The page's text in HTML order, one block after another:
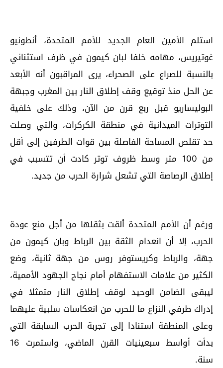
استلم الأمين العام الجديد للأمم المتحدة، أنطونيو
غوتيريس، مهامه خلفا لبان كيمون في ظرف استثنائي
بالنسبة للصراع على الصحراء، يرى المراقبون أنه الأبعد
عن الحل منذ توقيع وقف إطلاق النار بين المغرب وجبهة
البوليساريو قبل ربع قرن من الآن، وذلك على خلفية
التوترات الميدانية في منطقة الكركرات، والتي وصلت
حد تقلص المساحة الفاصلة بين قوات الطرفين إلى أقل
من 100 متر وسط ظروف توتر كادت أن تتسبب في
إطلاق الرصاصة التي تشعل شرارة الحرب من جديد.
ورغم أن الأمم المتحدة ألقت بثقلها من أجل منع عودة
الحرب، إلا أن انعدام الثقة بين الرباط وبان كيمون من
جهة، والرباط وكريستوفر روس من جهة ثانية، وضع
الكثير من علامات الاستفهام أمام نجاح الجهود الأممية،
ليبقى الضامن الوحيد لوقف إطلاق النار متمثلا في
إدراك طرفي النزاع ما للحرب من انعكاسات سلبية عليهما
وعلى المنطقة استنادا إلى تجربة الحرب السابقة التي
بدأت أواسط سبعينيات القرن الماضي، واستمرت 16
سنة.